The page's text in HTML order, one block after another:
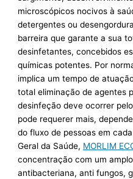
microscópicos nocivos à
detergentes ou
barreira que garante a sua
desinfetantes, concebidos
químicas potentes. Por
implica um tempo de
total eliminação de agentes
desinfeção deve ocorrer
pode requerer mais,
do fluxo de pessoas em
Geral da Saúde, MORLIM
concentração com um
antibacteriana, anti fungos,